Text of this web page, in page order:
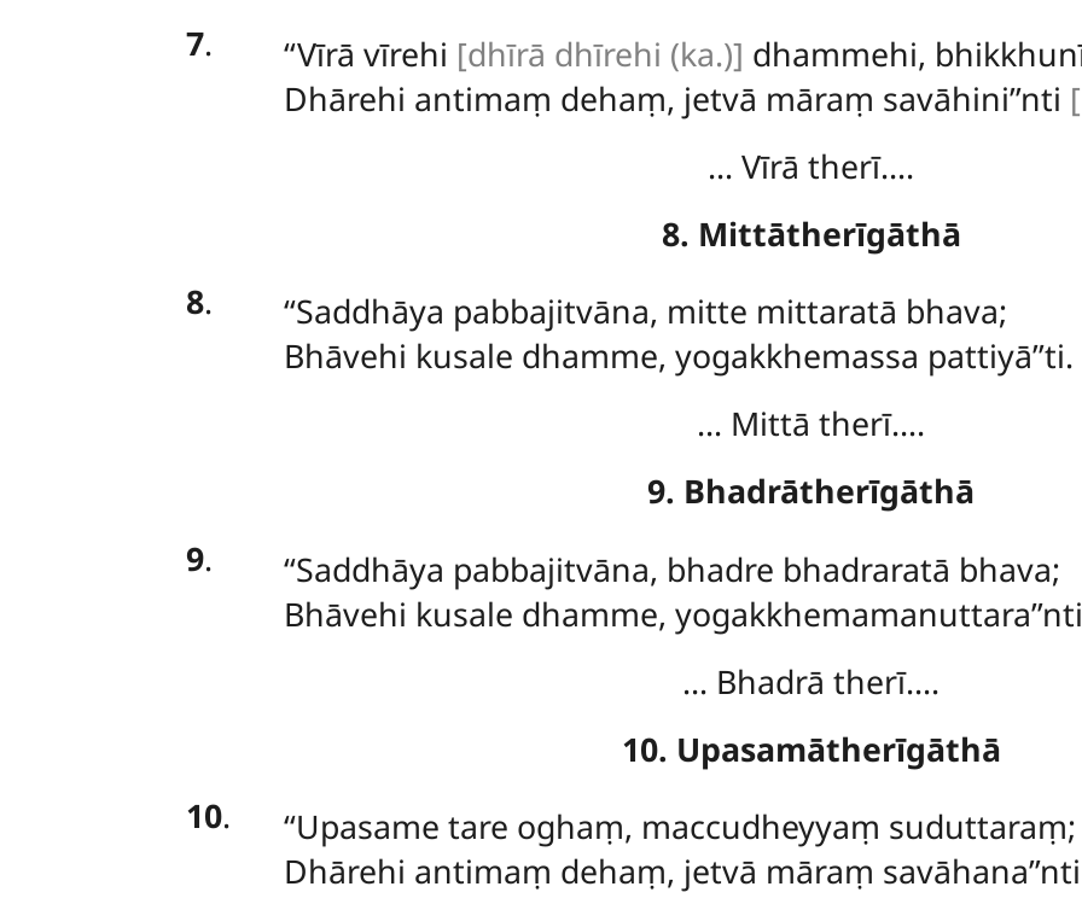
7. ‘‘Vīrā vīrehi [dhīrā dhīrehi (ka.)] dhammehi,
Dhārehi antimaṃ dehaṃ, jetvā māraṃ savāhini’’nti
… Vīrā therī….
8. Mittātherīgāthā
8.
‘‘Saddhāya pabbajitvāna, mitte mittaratā bhava;
Bhāvehi kusale dhamme, yogakkhemassa pattiyā’’ti.
… Mittā therī….
9. Bhadrātherīgāthā
9.
‘‘Saddhāya pabbajitvāna, bhadre bhadraratā bhava;
Bhāvehi kusale dhamme,
… Bhadrā therī….
10. Upasamātherīgāthā
10.
‘‘Upasame tare oghaṃ, maccudheyyaṃ suduttaraṃ;
Dhārehi antimaṃ dehaṃ, jetvā māraṃ